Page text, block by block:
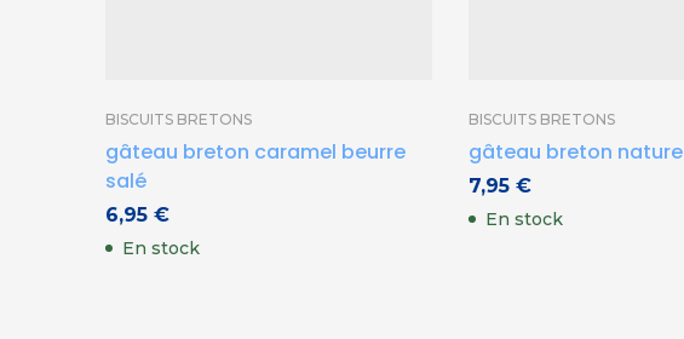
BISCUITS BRETONS
gâteau breton caramel beurre
salé
6,95 €
En stock
BISCUITS BRETONS
gâteau breton nature
7,95 €
En stock